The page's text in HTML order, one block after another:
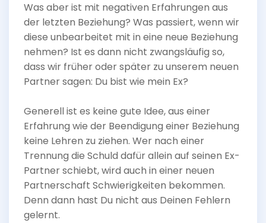
Was aber ist mit negativen Erfahrungen aus
der letzten Beziehung? Was passiert, wenn wir
diese unbearbeitet mit in eine neue Beziehung
nehmen? Ist es dann nicht zwangsläufig so,
dass wir früher oder später zu unserem neuen
Partner sagen: Du bist wie mein Ex?
Generell ist es keine gute Idee, aus einer
Erfahrung wie der Beendigung einer Beziehung
keine Lehren zu ziehen. Wer nach einer
Trennung die Schuld dafür allein auf seinen Ex-
Partner schiebt, wird auch in einer neuen
Partnerschaft Schwierigkeiten bekommen.
Denn dann hast Du nicht aus Deinen Fehlern
gelernt.